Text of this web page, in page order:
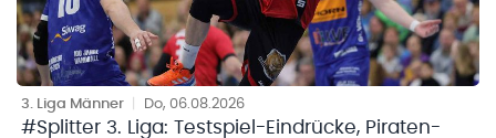
3. Liga Männer Do, 06.08.2026
#Splitter 3. Liga: Testspiel-Eindrücke, Piraten-